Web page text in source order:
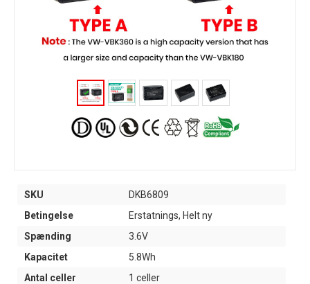
SKU
DKB6809
Betingelse
Erstatnings, Helt ny
Spænding
3.6V
Kapacitet
5.8Wh
Antal celler
1 celler